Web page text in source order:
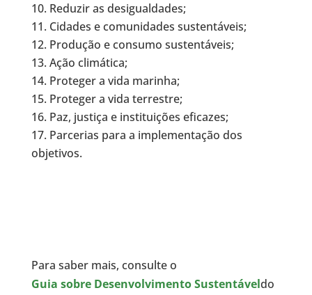
Reduzir as desigualdades;
Cidades e comunidades sustentáveis;
Produção e consumo sustentáveis;
Ação climática;
Proteger a vida marinha;
Proteger a vida terrestre;
Paz, justiça e instituições eficazes;
Parcerias para a implementação dos
objetivos.
Para saber mais, consulte o
Guia sobre Desenvolvimento Sustentáveldo